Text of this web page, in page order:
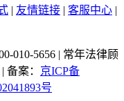
| 友情链接 | 客服中心 |
010-5656 | 常年法律顾
| 备案： 京ICP备
号